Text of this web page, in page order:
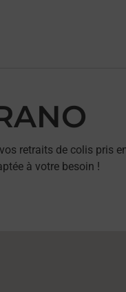
retraits de colis pris
à votre besoin !